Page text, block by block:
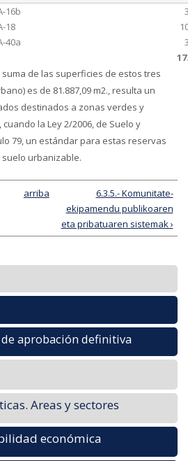
16b
18
40a
de las superficies de estos tres
es de 81.887,09 m2., resulta un
destinados a zonas verdes y
la Ley 2/2006, de Suelo y
79, un estándar para estas reservas
suelo urbanizable.
arriba
6.3.5.- Komunitate-
ekipamendu publikoaren
eta pribatuaren sistemak ›
aprobación definitiva
Areas y sectores
económica